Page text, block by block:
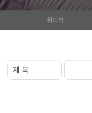
위드 픽